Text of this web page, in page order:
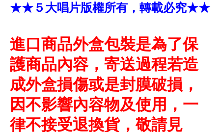
★★５大唱片版權所有，轉載必究★★
進口商品外盒包裝是為了保
護商品內容，寄送過程若造
成外盒損傷或是封膜破損，
因不影響內容物及使用，一
律不接受退換貨，敬請見